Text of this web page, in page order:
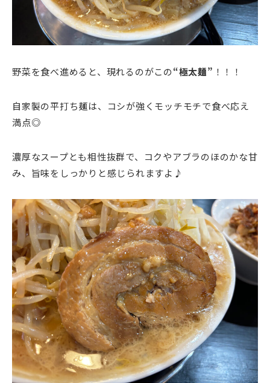
野菜を食べ進めると、現れるのがこの“極太麺” ！！！
自家製の平打ち麺は、コシが強くモッチモチで食べ応え
満点◎
濃厚なスープとも相性抜群で、コクやアブラのほのかな甘
み、旨味をしっかりと感じられますよ♪